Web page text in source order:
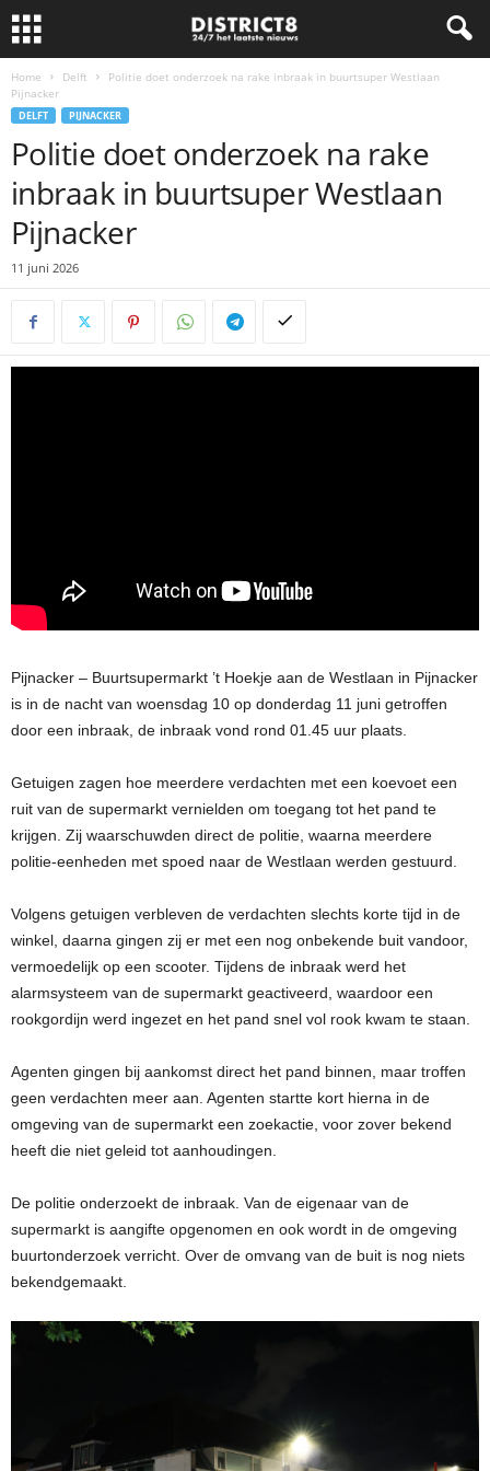
Home Delft
Politie doet onderzoek na rake inbraak in buurtsuper Westlaan
Pijnacker
DELFT PIJNACKER
Politie doet onderzoek na rake
inbraak in buurtsuper Westlaan
Pijnacker
11 juni 2026
Pijnacker – Buurtsupermarkt ’t Hoekje aan de Westlaan in Pijnacker
is in de nacht van woensdag 10 op donderdag 11 juni getroffen
door een inbraak, de inbraak vond rond 01.45 uur plaats.
Getuigen zagen hoe meerdere verdachten met een koevoet een
ruit van de supermarkt vernielden om toegang tot het pand te
krijgen. Zij waarschuwden direct de politie, waarna meerdere
politie-eenheden met spoed naar de Westlaan werden gestuurd.
Volgens getuigen verbleven de verdachten slechts korte tijd in de
winkel, daarna gingen zij er met een nog onbekende buit vandoor,
vermoedelijk op een scooter. Tijdens de inbraak werd het
alarmsysteem van de supermarkt geactiveerd, waardoor een
rookgordijn werd ingezet en het pand snel vol rook kwam te staan.
Agenten gingen bij aankomst direct het pand binnen, maar troffen
geen verdachten meer aan. Agenten startte kort hierna in de
omgeving van de supermarkt een zoekactie, voor zover bekend
heeft die niet geleid tot aanhoudingen.
De politie onderzoekt de inbraak. Van de eigenaar van de
supermarkt is aangifte opgenomen en ook wordt in de omgeving
buurtonderzoek verricht. Over de omvang van de buit is nog niets
bekendgemaakt.